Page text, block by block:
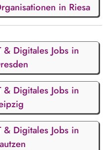
in Riesa
& Digitales Jobs in
& Digitales Jobs in
& Digitales Jobs in